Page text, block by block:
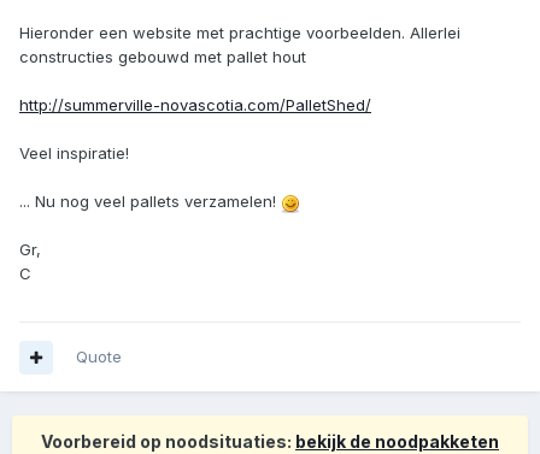
Hieronder een website met prachtige voorbeelden. Allerlei
constructies gebouwd met pallet hout
http://summerville-novascotia.com/PalletShed/
Veel inspiratie!
... Nu nog veel pallets verzamelen!
Gr,
C
Quote
Voorbereid op noodsituaties: bekijk de noodpakketen